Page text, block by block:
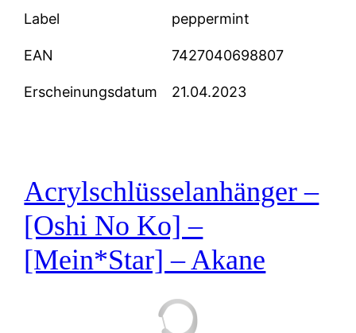
Label peppermint
EAN 7427040698807
Erscheinungsdatum 21.04.2023
Acrylschlüsselanhänger –
[Oshi No Ko] –
[Mein*Star] – Akane